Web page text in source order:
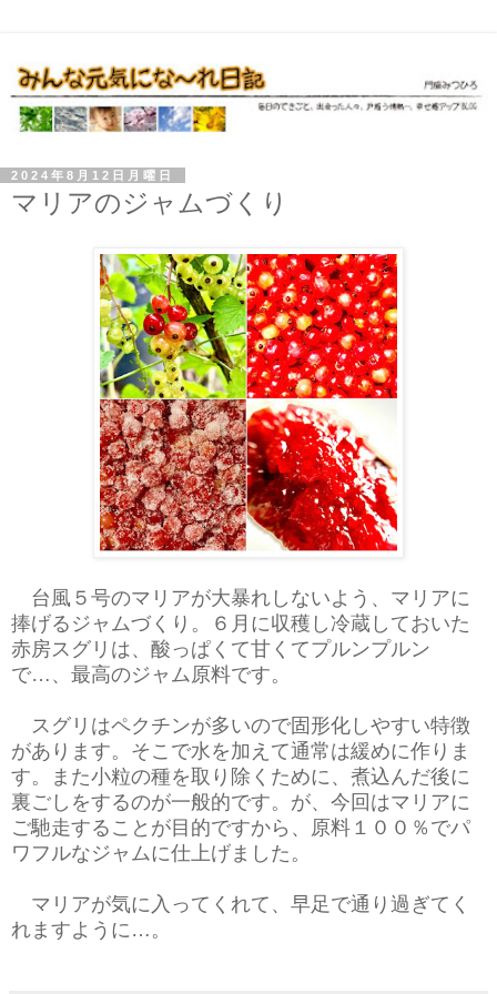
2024年8月12日月曜日
マリアのジャムづくり
台風５号のマリアが大暴れしないよう、マリアに
捧げるジャムづくり。６月に収穫し冷蔵しておいた
赤房スグリは、酸っぱくて甘くてプルンプルン
で…、最高のジャム原料です。
スグリはペクチンが多いので固形化しやすい特徴
があります。そこで水を加えて通常は緩めに作りま
す。また小粒の種を取り除くために、煮込んだ後に
裏ごしをするのが一般的です。が、今回はマリアに
ご馳走することが目的ですから、原料１００％でパ
ワフルなジャムに仕上げました。
マリアが気に入ってくれて、早足で通り過ぎてく
れますように…。